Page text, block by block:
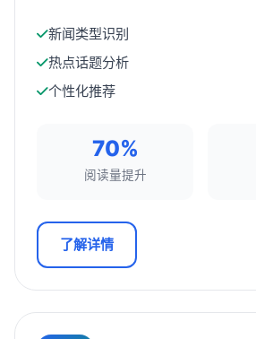
新闻类型识别
热点话题分析
个性化推荐
70%
阅读量提升
了解详情